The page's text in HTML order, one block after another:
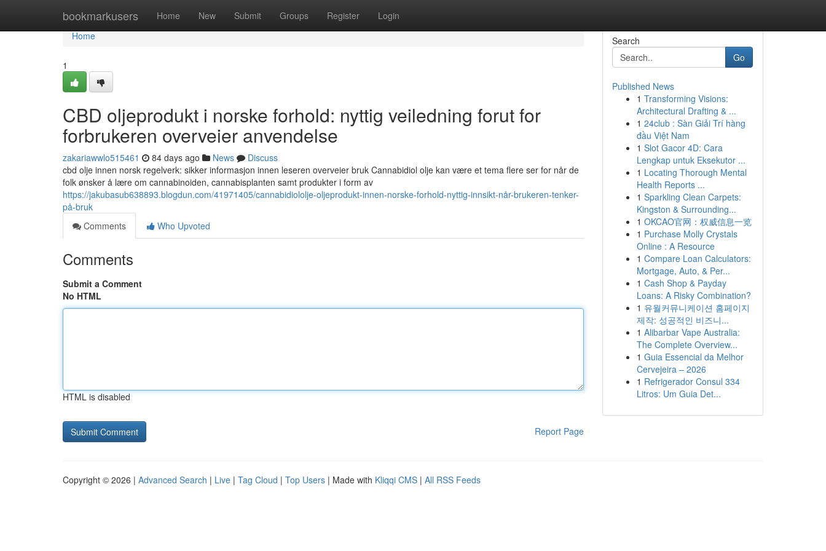
bookmarkusers Home New Submit Groups Register Login
Home
Home
1
CBD oljeprodukt i norske forhold: nyttig veiledning forut for
forbrukeren overveier anvendelse
zakariawwlo515461 84 days ago News
Discuss
cbd olje innen norsk regelverk: sikker informasjon innen leseren overveier bruk Cannabidiol olje kan være et tema flere ser for når de
folk ønsker å lære om cannabinoiden, cannabisplanten samt produkter i form av
https://jakubasub638893.blogdun.com/41971405/cannabidiololje-oljeprodukt-innen-norske-forhold-nyttig-innsikt-når-brukeren-tenker-
på-bruk
Comments
Who Upvoted
Comments
Submit a Comment
No HTML
HTML is disabled
Report Page
Search
Go
Published News
1 Transforming Visions:
Architectural Drafting & ...
1 24club : Sàn Giải Trí hàng
đầu Việt Nam
1 Slot Gacor 4D: Cara
Lengkap untuk Eksekutor ...
1 Locating Thorough Mental
Health Reports ...
1 Sparkling Clean Carpets:
Kingston & Surrounding...
1 OKCAO官网：权威信息一览
1 Purchase Molly Crystals
Online : A Resource
1 Compare Loan Calculators:
Mortgage, Auto, & Per...
1 Cash Shop & Payday
Loans: A Risky Combination?
1 유월커뮤니케이션 홈페이지
제작: 성공적인 비즈니...
1 Alibarbar Vape Australia:
The Complete Overview...
1 Guia Essencial da Melhor
Cervejeira – 2026
1 Refrigerador Consul 334
Litros: Um Guia Det...
Copyright © 2026 | Advanced Search | Live | Tag Cloud | Top Users | Made with Kliqqi CMS | All RSS Feeds